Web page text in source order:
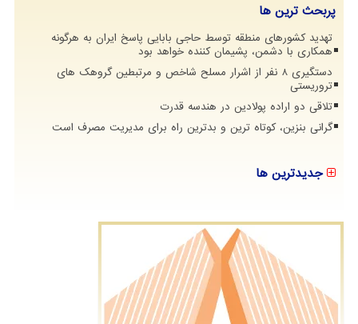
پربحث ترین ها
تهدید کشورهای منطقه توسط حاجی بابایی پاسخ ایران به هرگونه
همکاری با دشمن، پشیمان کننده خواهد بود
دستگیری 8 نفر از اشرار مسلح شاخص و مرتبطین گروهک های
تروریستی
تلاقی دو اراده پولادین در هندسه قدرت
گرانی بنزین، کوتاه ترین و بدترین راه برای مدیریت مصرف است
جدیدترین ها